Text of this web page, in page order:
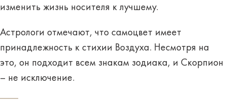
изменить жизнь носителя к лучшему.
Астрологи отмечают, что самоцвет имеет
принадлежность к стихии Воздуха. Несмотря на
это, он подходит всем знакам зодиака, и Скорпион
– не исключение.